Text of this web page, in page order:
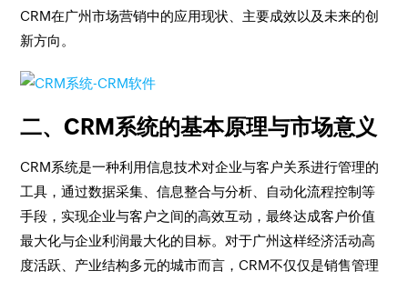
CRM在广州市场营销中的应用现状、主要成效以及未来的创
新方向。
二、CRM系统的基本原理与市场意义
CRM系统是一种利用信息技术对企业与客户关系进行管理的
工具，通过数据采集、信息整合与分析、自动化流程控制等
手段，实现企业与客户之间的高效互动，最终达成客户价值
最大化与企业利润最大化的目标。对于广州这样经济活动高
度活跃、产业结构多元的城市而言，CRM不仅仅是销售管理